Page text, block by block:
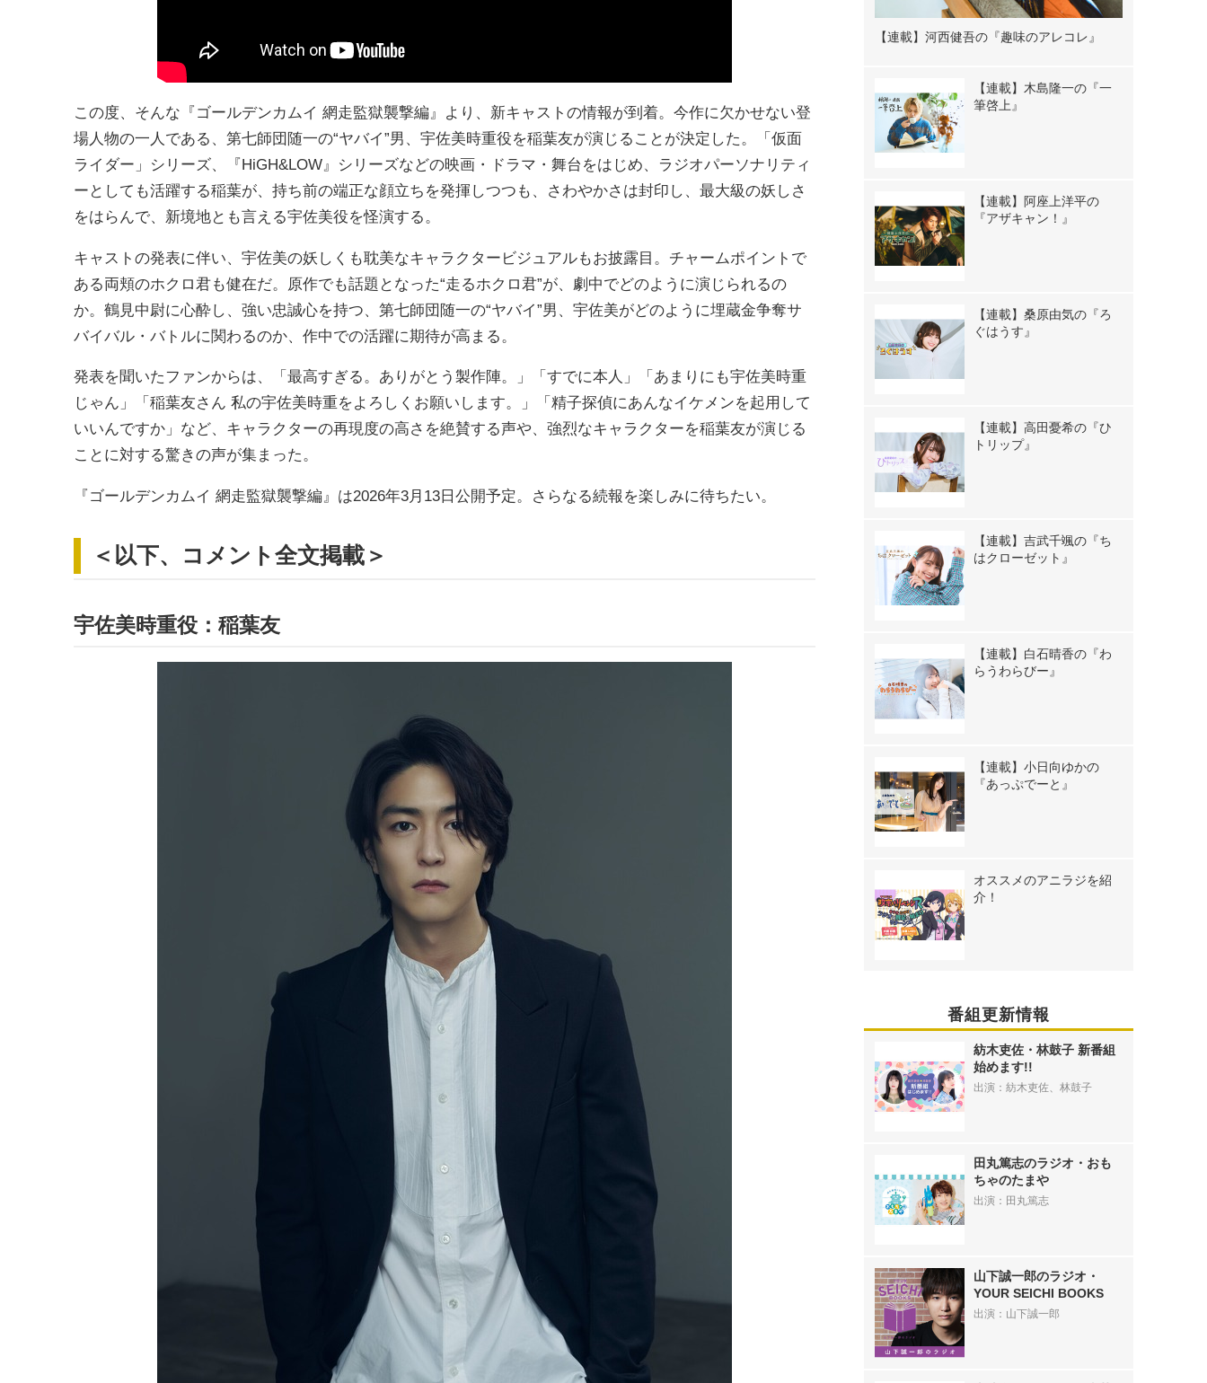
この度、そんな『ゴールデンカムイ 網走監獄襲撃編』より、新キャストの情報が到着。今作に欠かせない登
場人物の一人である、第七師団随一の“ヤバイ”男、宇佐美時重役を稲葉友が演じることが決定した。「仮面
ライダー」シリーズ、『HiGH&LOW』シリーズなどの映画・ドラマ・舞台をはじめ、ラジオパーソナリティ
ーとしても活躍する稲葉が、持ち前の端正な顔立ちを発揮しつつも、さわやかさは封印し、最大級の妖しさ
をはらんで、新境地とも言える宇佐美役を怪演する。
キャストの発表に伴い、宇佐美の妖しくも耽美なキャラクタービジュアルもお披露目。チャームポイントで
ある両頬のホクロ君も健在だ。原作でも話題となった“走るホクロ君”が、劇中でどのように演じられるの
か。鶴見中尉に心酔し、強い忠誠心を持つ、第七師団随一の“ヤバイ”男、宇佐美がどのように埋蔵金争奪サ
バイバル・バトルに関わるのか、作中での活躍に期待が高まる。
発表を聞いたファンからは、「最高すぎる。ありがとう製作陣。」「すでに本人」「あまりにも宇佐美時重
じゃん」「稲葉友さん 私の宇佐美時重をよろしくお願いします。」「精子探偵にあんなイケメンを起用して
いいんですか」など、キャラクターの再現度の高さを絶賛する声や、強烈なキャラクターを稲葉友が演じる
ことに対する驚きの声が集まった。
『ゴールデンカムイ 網走監獄襲撃編』は2026年3月13日公開予定。さらなる続報を楽しみに待ちたい。
＜以下、コメント全文掲載＞
宇佐美時重役：稲葉友
【連載】河西健吾の『趣味のアレコレ』
【連載】木島隆一の『一
筆啓上』
【連載】阿座上洋平の
『アザキャン！』
【連載】桑原由気の『ろ
ぐはうす』
【連載】高田憂希の『ひ
トリップ』
【連載】吉武千颯の『ち
はクローゼット』
【連載】白石晴香の『わ
らうわらびー』
【連載】小日向ゆかの
『あっぷでーと』
オススメのアニラジを紹
介！
番組更新情報
紡木吏佐・林鼓子 新番組
始めます!!
出演：紡木吏佐、林鼓子
田丸篤志のラジオ・おも
ちゃのたまや
出演：田丸篤志
山下誠一郎のラジオ・
YOUR SEICHI BOOKS
出演：山下誠一郎